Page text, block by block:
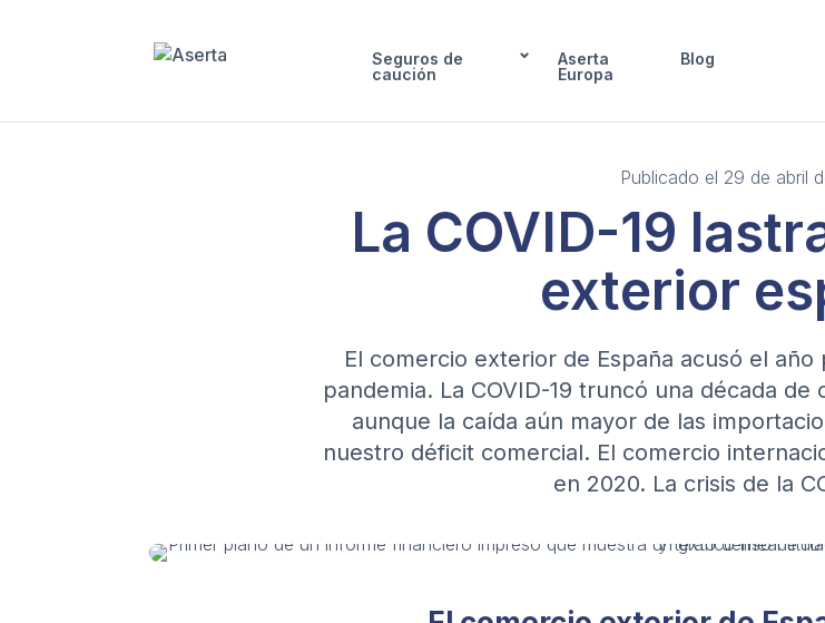
Seguros de
caución
Aserta
Europa
Blog
Publicado el 29 de abril
La COVID-19
exterior
El comercio exterior de España acusó el
pandemia. La COVID-19 truncó una década
aunque la caída aún mayor de las
nuestro déficit comercial. El comercio
en 2020. La crisis de la